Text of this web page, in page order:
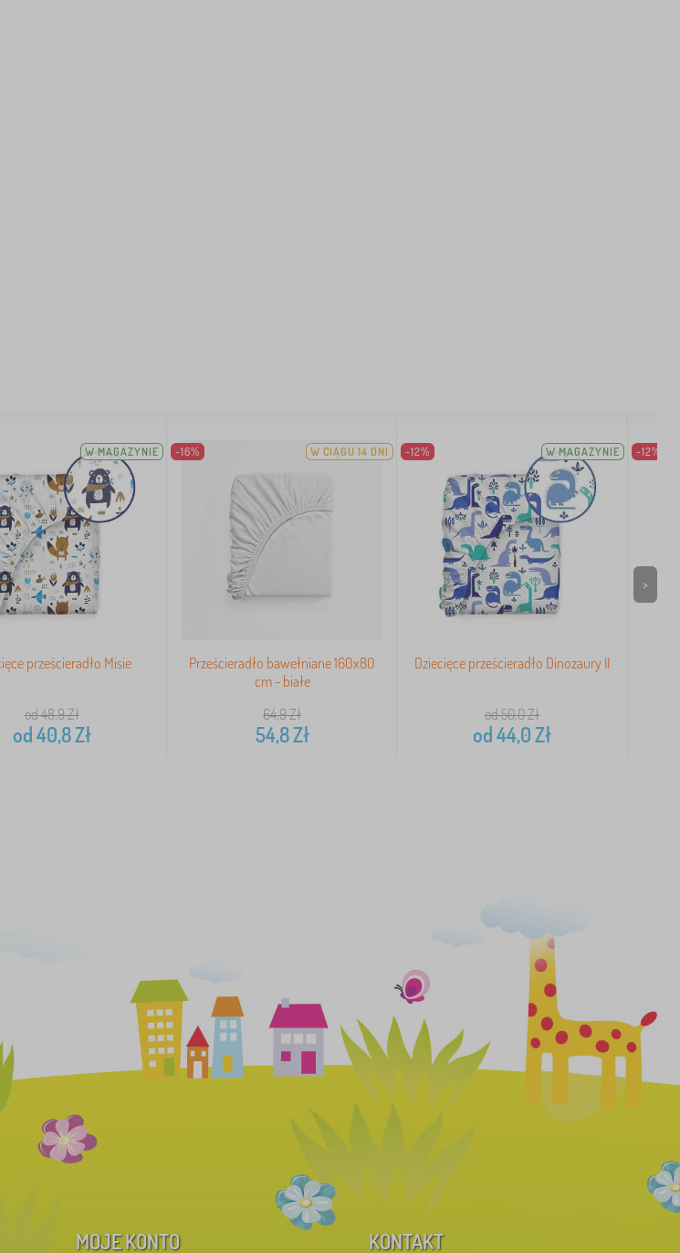
W MAGAZYNIE
prześcieradło Misie
od 48,9Zł
od40,8Zł
-16% W CIĄGU 14 DNI
Prześcieradło bawełniane 160x80
cm - białe
64,9Zł
54,8Zł
-12% W MAGAZYNIE
Dziecięce prześcieradło Dinozaury II
od 50,0Zł
od44,0Zł
-12%
>
MOJE KONTO KONTAKT